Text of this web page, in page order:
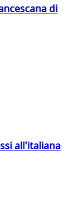
di
all'italiana